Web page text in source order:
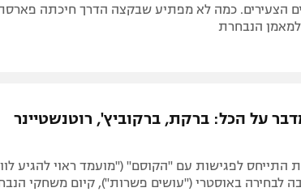
הצעירים. כמה לא מפתיע שבקצה הדרך חיכתה
הנבחרת
על הכל: ברקת, ברקוביץ', רוטנשטיינר
התייחס לפגישות עם "הקוסם" ("מועמד ראוי להגיע
לבחירה באוסטרי ("עושים פשרות"), קיום משחקי